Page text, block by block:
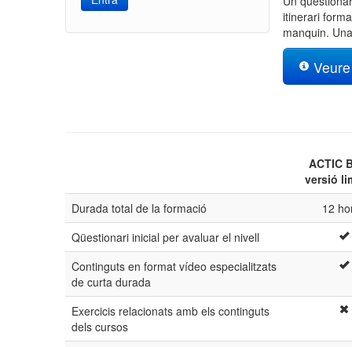
itinerari
manquin.
ACTIC
versió
Durada total de la formació
12
Qüestionari inicial per avaluar el nivell
Continguts en format vídeo especialitzats
de curta durada
Exercicis relacionats amb els continguts
dels cursos